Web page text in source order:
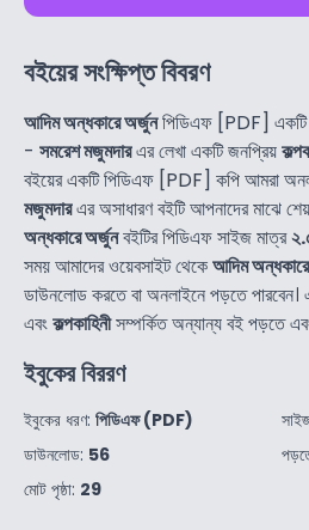
বইয়ের সংক্ষিপ্ত বিবরণ
আদিম অন্ধকারে অর্জুনপিডিএফ [PDF] একটি
- সমরেশ মজুমদারএর লেখা একটি জনপ্রিয়
বইয়ের একটি পিডিএফ [PDF] কপি আমরা
মজুমদারএর অসাধারণ বইটি আপনাদের মাঝে
অন্ধকারে অর্জুনবইটির পিডিএফ সাইজ মাত্র
সময় আমাদের ওয়েবসাইট থেকেআদিম
ডাউনলোড করতে বা অনলাইনে পড়তে
এবংকল্পকাহিনীসম্পর্কিত অন্যান্য বই পড়তে
ইবুকের বিররণ
ইবুকের ধরণ: পিডিএফ (PDF)
ডাউনলোড: 56
মোট পৃষ্ঠা: 29